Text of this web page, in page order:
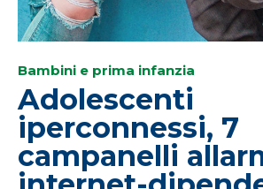
Bambini e prima infanzia
Adolescenti
iperconnessi, 7
campanelli